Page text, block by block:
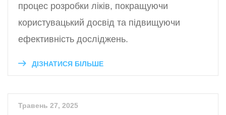
процес розробки ліків, покращуючи
користувацький досвід та підвищуючи
ефективність досліджень.
ДІЗНАТИСЯ БІЛЬШЕ
Травень 27, 2025